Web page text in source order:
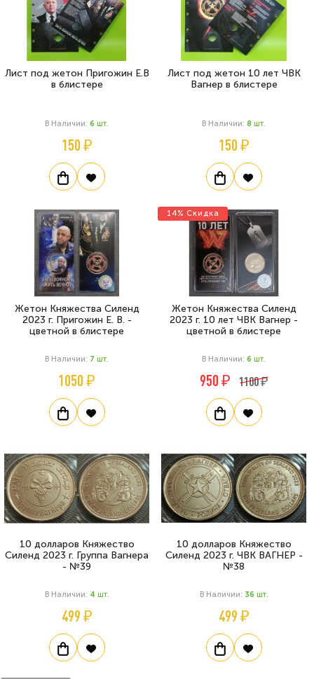
Лист под жетон Пригожин Е.В
в блистере
В Наличии: 6 Шт.
150 ₽
Лист под жетон 10 лет ЧВК
Вагнер в блистере
В Наличии: 8 Шт.
150 ₽
Жетон Княжества Силенд
2023 г. Пригожин Е. В. -
цветной в блистере
В Наличии: 7 Шт.
1050 ₽
14% Скидка
Жетон Княжества Силенд
2023 г. 10 лет ЧВК Вагнер -
цветной в блистере
В Наличии: 6 Шт.
950 ₽ 1100 ₽
10 долларов Княжество
Силенд 2023 г. Группа Вагнера
- №39
В Наличии: 4 Шт.
499 ₽
10 долларов Княжество
Силенд 2023 г. ЧВК ВАГНЕР -
№38
В Наличии: 36 Шт.
499 ₽